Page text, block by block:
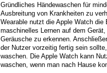
Gründliches Händewaschen für
Ausbreitung von Krankheiten zu
Wearable nutzt die Apple Watch
maschinelles Lernen auf dem
Geräusche zu erkennen.
der Nutzer vorzeitig fertig sein
waschen. Die Apple Watch kann
waschen, wenn man nach Hause